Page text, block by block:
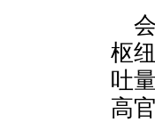
枢
吐
高